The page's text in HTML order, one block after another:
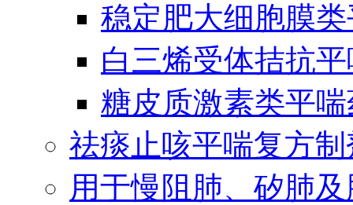
稳定肥大细胞膜
白三烯受体拮抗
糖皮质激素类平
祛痰止咳平喘复方制
用于慢阻肺、矽肺